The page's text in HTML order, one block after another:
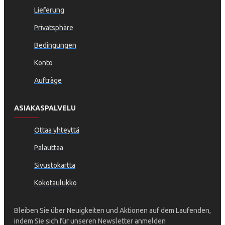
Lieferung
Privatsphäre
Bedingungen
Konto
Aufträge
ASIAKASPALVELU
Ottaa yhteyttä
Palauttaa
Sivustokartta
Kokotaulukko
Bleiben Sie über Neuigkeiten und Aktionen auf dem Laufenden,
indem Sie sich für unseren Newsletter anmelden